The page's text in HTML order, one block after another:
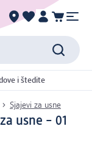
i štedite
Sjajevi za usne
usne – 01